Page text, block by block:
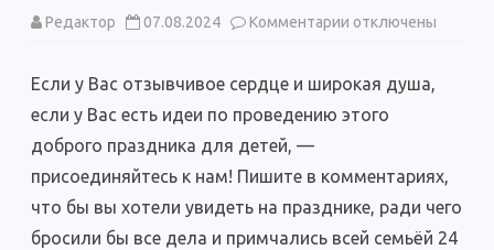
Редактор 07.08.2024 Комментарии к
промышленная
палата
приглашает
на
проведение
тематических
площадок,
розыгрышей,
отключены
Если у Вас отзывчивое сердце и широкая душа,
если у Вас есть идеи по проведению этого
доброго праздника для детей, —
присоединяйтесь к нам! Пишите в комментариях,
что бы вы хотели увидеть на празднике, ради чего
бросили бы все дела и примчались всей семьёй 24